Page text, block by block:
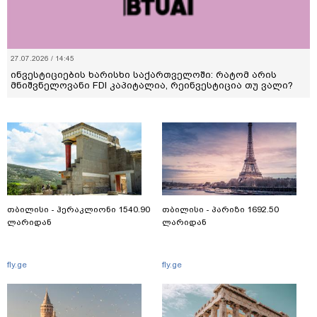
27.07.2026 / 14:45
ინვესტიციების ხარისხი საქართველოში: რატომ არის
მნიშვნელოვანი FDI კაპიტალია, რეინვესტიცია თუ ვალი?
თბილისი - ჰერაკლიონი 1540.90
ლარიდან
fly.ge
თბილისი - პარიზი 1692.50
ლარიდან
fly.ge